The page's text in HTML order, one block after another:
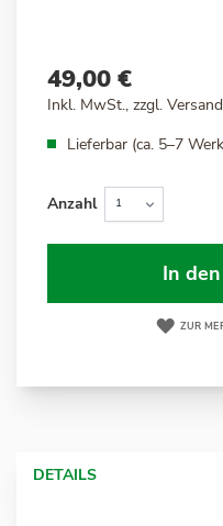
49,00 €
Inkl. MwSt., zzgl. Versand
Lieferbar (ca. 5–7
Anzahl
In
ZUR
DETAILS